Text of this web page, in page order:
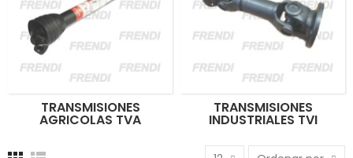
TRANSMISIONES
AGRICOLAS TVA
TRANSMISIONES
INDUSTRIALES TVI